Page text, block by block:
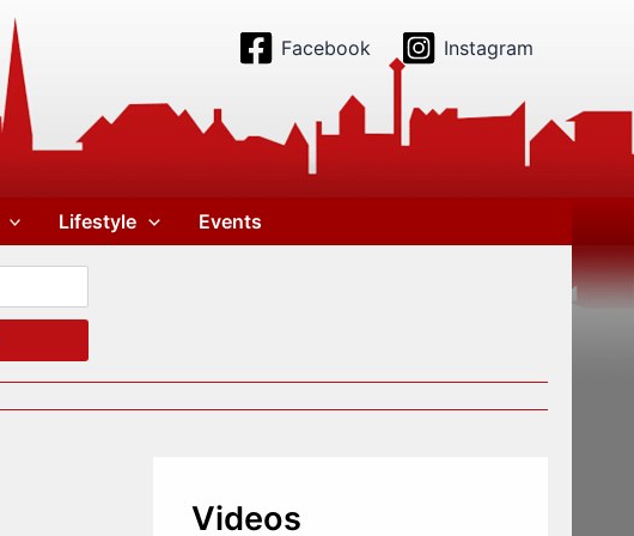
Facebook Instagram
Lifestyle Events
Videos